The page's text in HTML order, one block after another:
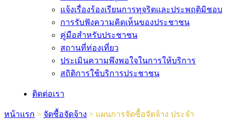
แจ้งเรื่องร้องเรียนการทุจริตและประพฤติมิชอบ
การรับฟังความคิดเห็นของประชาชน
คู่มือสำหรับประชาชน
สถานที่ท่องเที่ยว
ประเมินความพึงพอใจในการให้บริการ
สถิติการใช้บริการประชาชน
ติดต่อเรา
หน้าแรก > จัดซื้อจัดจ้าง > แผนการจัดซื้อจัดจ้าง ประจำ